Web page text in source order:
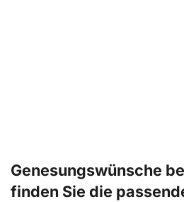
Genesungswünsche
finden Sie die